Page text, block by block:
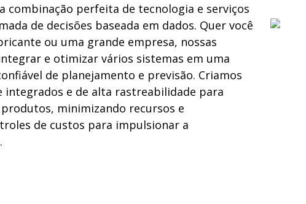
combinação perfeita de tecnologia e serviços
de decisões baseada em dados. Quer você
ou uma grande empresa, nossas
e otimizar vários sistemas em uma
de planejamento e previsão. Criamos
e de alta rastreabilidade para
minimizando recursos e
de custos para impulsionar a